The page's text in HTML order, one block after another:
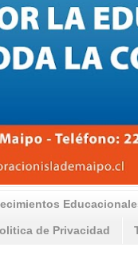
de Privacidad